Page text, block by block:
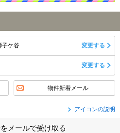
子ケ谷 変更する
変更する
物件新着メール
アイコンの説明
メールで受け取る